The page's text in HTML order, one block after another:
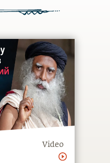
Video